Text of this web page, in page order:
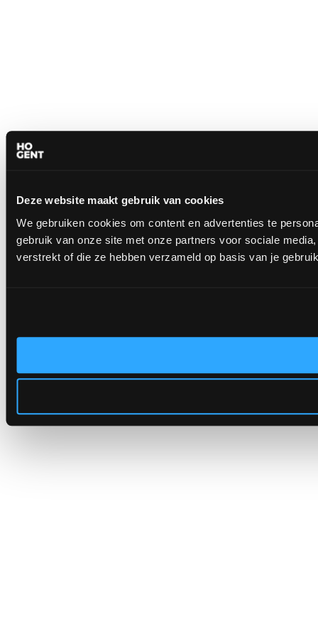
Deze website maakt gebruik van cookies
We gebruiken cookies om content en advertenties te
gebruik van onze site met onze partners voor sociale
verstrekt of die ze hebben verzameld op basis van je